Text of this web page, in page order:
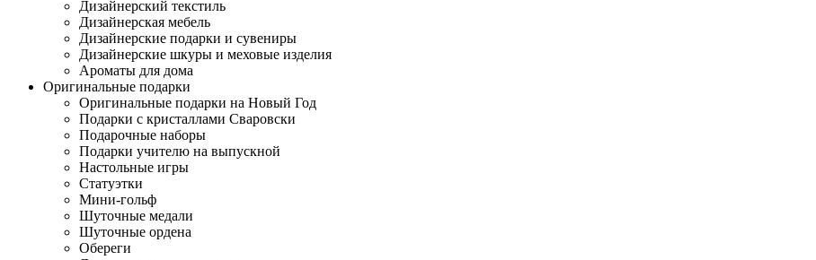
Дизайнерский текстиль
Дизайнерская мебель
Дизайнерские подарки и сувениры
Дизайнерские шкуры и меховые изделия
Ароматы для дома
Оригинальные подарки
Оригинальные подарки на Новый Год
Подарки с кристаллами Сваровски
Подарочные наборы
Подарки учителю на выпускной
Настольные игры
Статуэтки
Мини-гольф
Шуточные медали
Шуточные ордена
Обереги